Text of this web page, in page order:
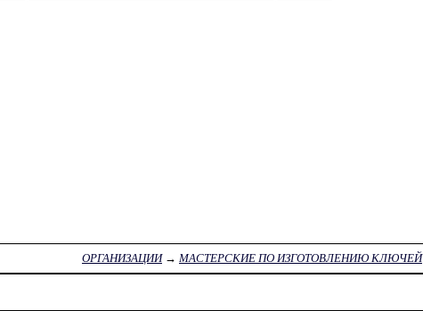
ОРГАНИЗАЦИИ→ МАСТЕРСКИЕ ПО ИЗГОТОВЛЕНИЮ КЛЮЧЕЙ